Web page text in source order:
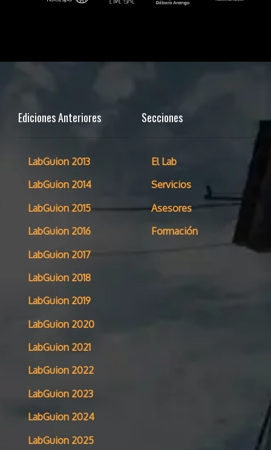
Ediciones Anteriores
LabGuion 2013
LabGuion 2014
LabGuion 2015
LabGuion 2016
LabGuion 2017
LabGuion 2018
LabGuion 2019
LabGuion 2020
LabGuion 2021
LabGuion 2022
LabGuion 2023
LabGuion 2024
LabGuion 2025
Secciones
El Lab
Servicios
Asesores
Formación